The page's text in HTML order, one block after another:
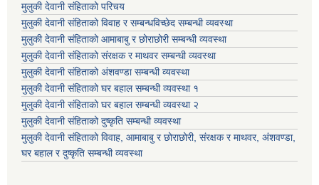
मुलुकी देवानी संहिताको परिचय
मुलुकी देवानी संहिताको विवाह र सम्बन्धविच्छेद सम्बन्धी व्यवस्था
मुलुकी देवानी संहिताको आमाबाबु र छोराछोरी सम्बन्धी व्यवस्था
मुलुकी देवानी संहिताको संरक्षक र माथवर सम्बन्धी व्यवस्था
मुलुकी देवानी संहिताको अंशवण्डा सम्बन्धी व्यवस्था
मुलुकी देवानी संहिताको घर बहाल सम्बन्धी व्यवस्था १
मुलुकी देवानी संहिताको घर बहाल सम्बन्धी व्यवस्था २
मुलुकी देवानी संहिताको दुष्कृति सम्बन्धी व्यवस्था
मुलुकी देवानी संहिताको विवाह, आमाबाबु र छोराछोरी, संरक्षक र माथवर, अंशवण्डा,
घर बहाल र दुष्कृति सम्बन्धी व्यवस्था